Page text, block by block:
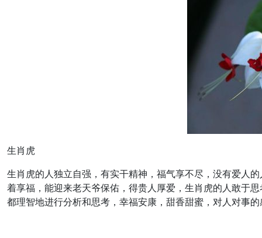
生肖虎
生肖虎的人独立自强，有实干精神，福气享不尽，没有爱人
着享福，能迎来老天爷保佑，得贵人厚爱，生肖虎的人敢于
都理智地进行分析和思考，幸福安康，甜香甜蜜，对人对事